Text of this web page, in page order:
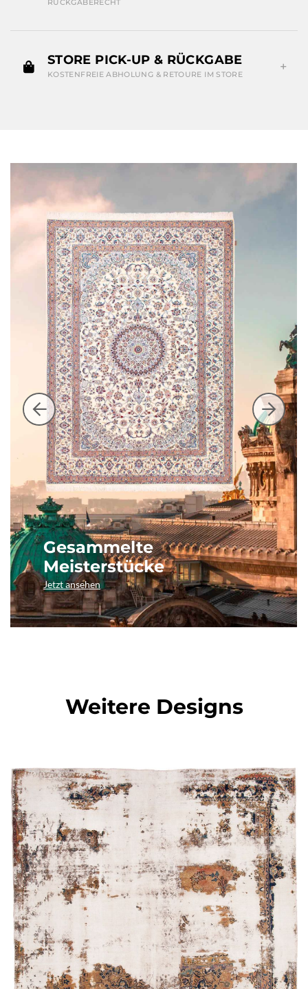
RÜCKGABERECHT
STORE PICK-UP & RÜCKGABE
KOSTENFREIE ABHOLUNG & RETOURE IM STORE
Gesammelte
Meisterstücke
Jetzt ansehen
Weitere Designs